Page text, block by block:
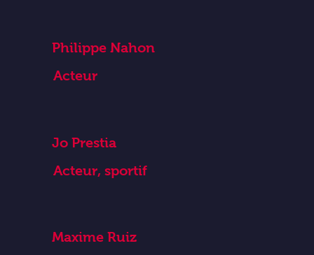
Philippe Nahon
Acteur
Jo Prestia
Acteur, sportif
Maxime Ruiz